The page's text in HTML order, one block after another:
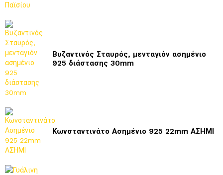
Βυζαντινός Σταυρός, μενταγιόν ασημένιο
925 διάστασης 30mm
Κωνσταντινάτο Ασημένιο 925 22mm ΑΣΗΜΙ